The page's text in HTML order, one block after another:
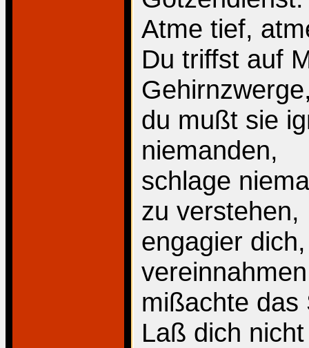
Atme tief,
Du triffst auf
du mußt sie
niemanden,
schlage
zu verstehen,
engagier
mißachte das
Laß dich